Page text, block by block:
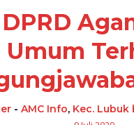
- AMC Info, Kec. Lubuk